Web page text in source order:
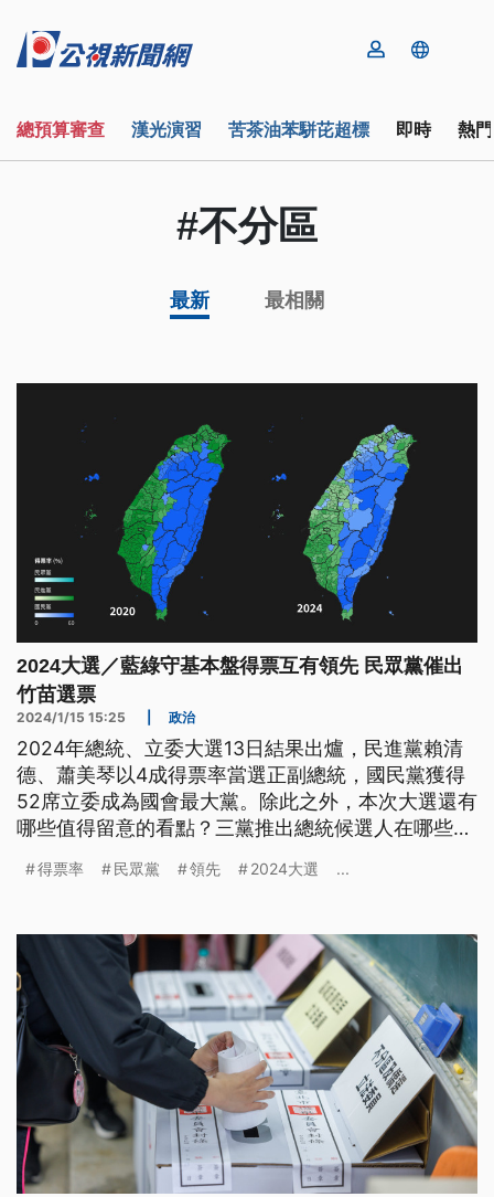
總預算審查 漢光演習 苦茶油苯駢芘超標 即時 熱
#不分區
最新 最相關
2024大選／藍綠守基本盤得票互有領先 民眾黨催出
竹苗選票
2024/1/15 15:25 政治
2024年總統、立委大選13日結果出爐，民進黨賴清
德、蕭美琴以4成得票率當選正副總統，國民黨獲得
52席立委成為國會最大黨。除此之外，本次大選還有
哪些值得留意的看點？三黨推出總統候選人在哪些地
得票率 民眾黨 領先 2024大選 ...